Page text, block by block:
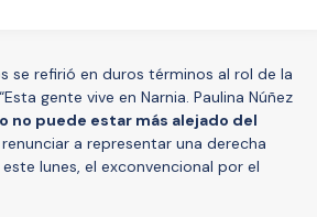
se refirió en duros términos al rol de la
gente vive en Narnia. Paulina Núñez
no puede estar más alejado del
a representar una derecha
lunes, el exconvencional por el